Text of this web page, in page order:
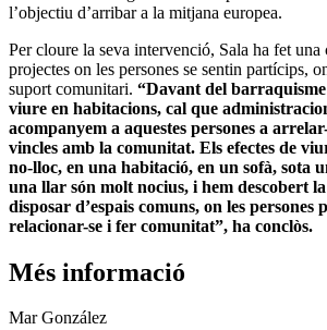
l’objectiu d’arribar a la mitjana europea.
Per cloure la seva intervenció, Sala ha fet una
projectes on les persones se sentin partícips,
suport comunitari. “Davant del
viure en habitacions, cal que
acompanyem a aquestes persones a
vincles amb la comunitat. Els efectes de
no-lloc, en una habitació, en un sofà, sota
una llar són molt nocius, i hem descobert la
disposar d’espais comuns, on les persones
relacionar-se i fer comunitat”, ha conclòs.
Més informació
Mar González